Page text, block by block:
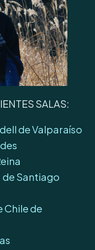
SALAS:
de Valparaíso
Santiago
Chile de